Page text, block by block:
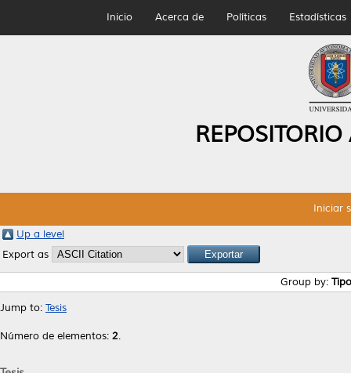
Inicio Acerca de Políticas Estadísticas
Iniciar
Up a level
Export as
Group by:
Jump to: Tesis
Número de elementos: 2.